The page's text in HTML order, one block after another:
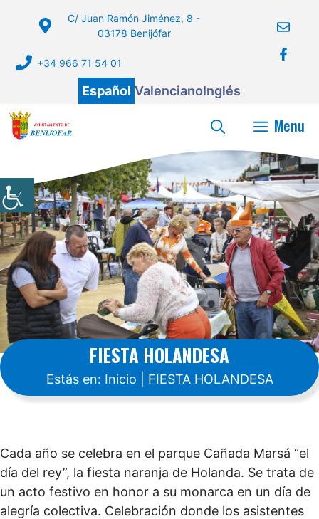
C/ Juan Ramón Jiménez, 8 -
03178 Benijófar
+34 966 71 54 01
Español ValencianoInglés
Menu
FIESTA HOLANDESA
Estás en: Inicio FIESTA HOLANDESA
Cada año se celebra en el parque Cañada Marsá “el
día del rey”, la fiesta naranja de Holanda. Se trata de
un acto festivo en honor a su monarca en un día de
alegría colectiva. Celebración donde los asistentes